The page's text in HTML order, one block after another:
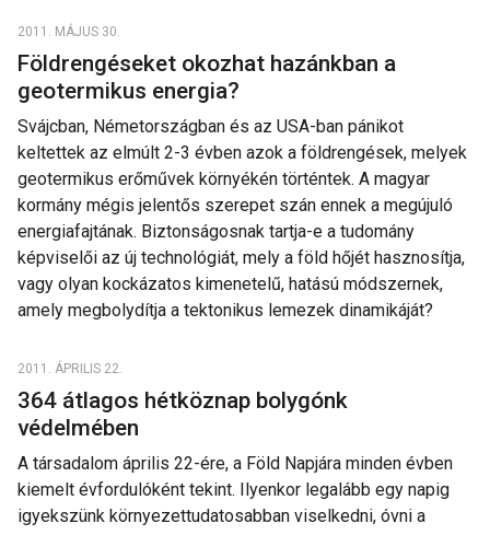
2011. MÁJUS 30.
Földrengéseket okozhat hazánkban a
geotermikus energia?
Svájcban, Németországban és az USA-ban pánikot
keltettek az elmúlt 2-3 évben azok a földrengések, melyek
geotermikus erőművek környékén történtek. A magyar
kormány mégis jelentős szerepet szán ennek a megújuló
energiafajtának. Biztonságosnak tartja-e a tudomány
képviselői az új technológiát, mely a föld hőjét hasznosítja,
vagy olyan kockázatos kimenetelű, hatású módszernek,
amely megbolydítja a tektonikus lemezek dinamikáját?
2011. ÁPRILIS 22.
364 átlagos hétköznap bolygónk
védelmében
A társadalom április 22-ére, a Föld Napjára minden évben
kiemelt évfordulóként tekint. Ilyenkor legalább egy napig
igyekszünk környezettudatosabban viselkedni, óvni a